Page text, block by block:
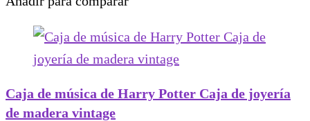
Caja de música de Harry Potter Caja de joyería
de madera vintage